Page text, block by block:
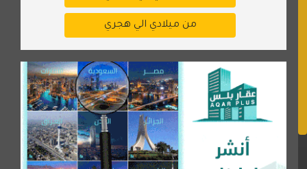
من ميلادي الي هجري